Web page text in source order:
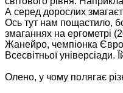
А серед дорослих
Ось тут нам пощастило,
змаганнях на ергометрі
Жанейро, чемпіонка
Всесвітньої
Олено, у чому полягає